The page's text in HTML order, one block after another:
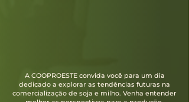
A COOPROESTE convida você para um dia
dedicado a explorar as tendências futuras na
comercialização de soja e milho. Venha entender